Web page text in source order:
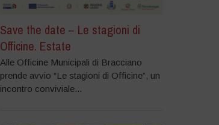
Save the date – Le stagioni di
Officine. Estate
Alle Officine Municipali di Bracciano
prende avvio “Le stagioni di Officine”, un
incontro conviviale...